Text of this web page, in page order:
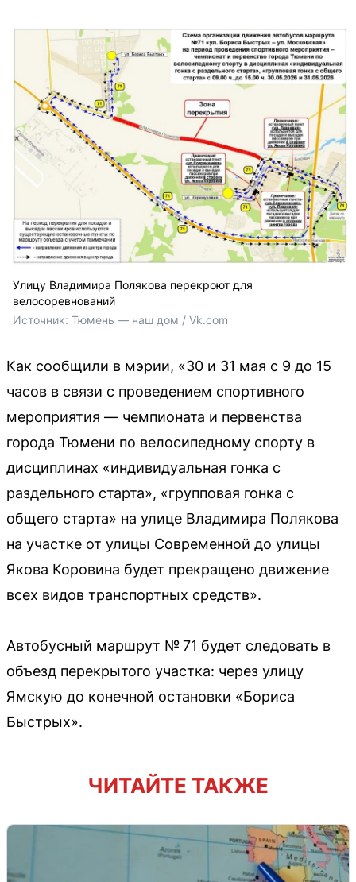
Улицу Владимира Полякова перекроют для
велосоревнований
Источник: Тюмень — наш дом / Vk.com
Как сообщили в мэрии, «30 и 31 мая с 9 до 15
часов в связи с проведением спортивного
мероприятия — чемпионата и первенства
города Тюмени по велосипедному спорту в
дисциплинах «индивидуальная гонка с
раздельного старта», «групповая гонка с
общего старта» на улице Владимира Полякова
на участке от улицы Современной до улицы
Якова Коровина будет прекращено движение
всех видов транспортных средств».
Автобусный маршрут № 71 будет следовать в
объезд перекрытого участка: через улицу
Ямскую до конечной остановки «Бориса
Быстрых».
ЧИТАЙТЕ ТАКЖЕ